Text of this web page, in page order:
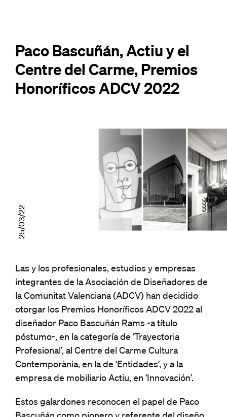
Paco Bascuñán, Actiu y el
Centre del Carme, Premios
Honoríficos ADCV 2022
25/03/22
Las y los profesionales, estudios y empresas
integrantes de la Asociación de Diseñadores de
la Comunitat Valenciana (ADCV) han decidido
otorgar los Premios Honoríficos ADCV 2022 al
diseñador Paco Bascuñán Rams -a título
póstumo-, en la categoría de ‘Trayectoria
Profesional’, al Centre del Carme Cultura
Contemporània, en la de ‘Entidades’, y a la
empresa de mobiliario Actiu, en ‘Innovación’.
Estos galardones reconocen el papel de Paco